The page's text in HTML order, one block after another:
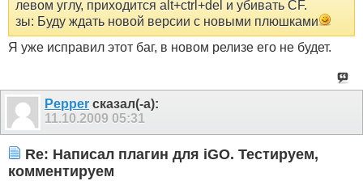
левом углу, приходится alt+ctrl+del и убивать CF.
зы: Буду ждать новой версии с новыми плюшками
Я уже исправил этот баг, в новом релизе его не будет.
Pepper сказал(-а):
11.10.2009 05:31
Re: Написал плагин для iGO. Тестируем,
комментируем